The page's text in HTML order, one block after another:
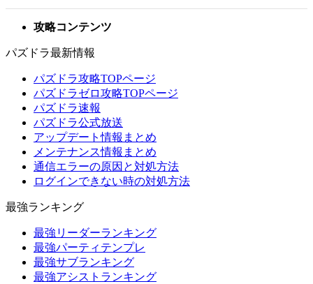
攻略コンテンツ
パズドラ最新情報
パズドラ攻略TOPページ
パズドラゼロ攻略TOPページ
パズドラ速報
パズドラ公式放送
アップデート情報まとめ
メンテナンス情報まとめ
通信エラーの原因と対処方法
ログインできない時の対処方法
最強ランキング
最強リーダーランキング
最強パーティテンプレ
最強サブランキング
最強アシストランキング